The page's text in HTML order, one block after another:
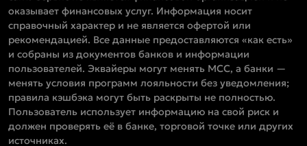
оказывает финансовых услуг. Информация носит
справочный характер и не является офертой или
рекомендацией. Все данные предоставляются «как есть»
и собраны из документов банков и информации
пользователей. Эквайеры могут менять MCC, а банки —
менять условия программ лояльности без уведомления;
правила кэшбэка могут быть раскрыты не полностью.
Пользователь использует информацию на свой риск и
должен проверять её в банке, торговой точке или других
источниках.